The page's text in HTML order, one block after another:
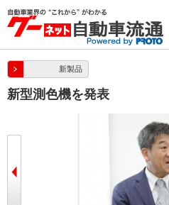
新製品
新型測色機を発表